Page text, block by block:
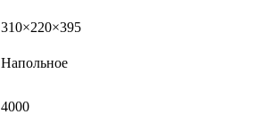
310×220×395
Напольное
4000